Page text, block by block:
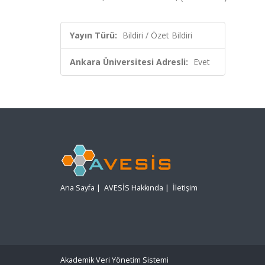
Yayın Türü: Bildiri / Özet Bildiri
Ankara Üniversitesi Adresli: Evet
Ana Sayfa | AVESİS Hakkında | İletişim
Akademik Veri Yönetim Sistemi